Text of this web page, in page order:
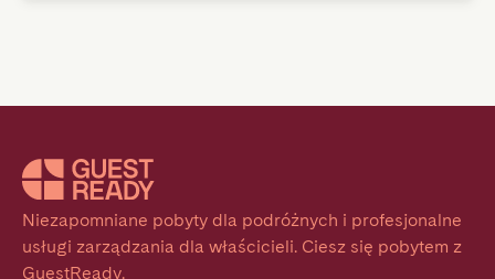
Niezapomniane pobyty dla podróżnych i profesjonalne
usługi zarządzania dla właścicieli. Ciesz się pobytem z
GuestReady.